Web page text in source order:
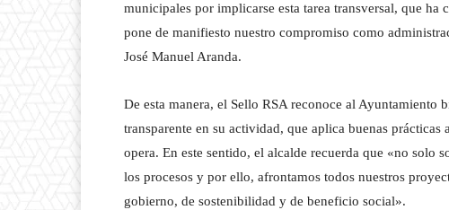
municipales por implicarse esta tarea transversal, que
pone de manifiesto nuestro compromiso como
José Manuel Aranda.
De esta manera, el Sello RSA reconoce al
transparente en su actividad, que aplica buenas
opera. En este sentido, el alcalde recuerda que «no solo
los procesos y por ello, afrontamos todos nuestros
gobierno, de sostenibilidad y de beneficio social».